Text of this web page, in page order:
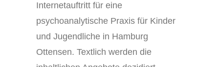
Internetauftritt für eine
psychoanalytische Praxis für Kinder
und Jugendliche in Hamburg
Ottensen. Textlich werden die